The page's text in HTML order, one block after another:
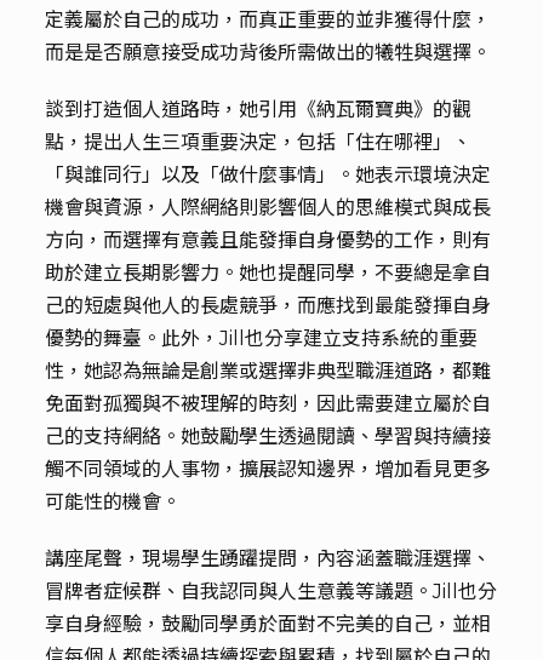
定義屬於自己的成功，而真正重要的並非獲得什麼，
而是是否願意接受成功背後所需做出的犧牲與選擇。
談到打造個人道路時，她引用《納瓦爾寶典》的觀
點，提出人生三項重要決定，包括「住在哪裡」、
「與誰同行」以及「做什麼事情」。她表示環境決定
機會與資源，人際網絡則影響個人的思維模式與成長
方向，而選擇有意義且能發揮自身優勢的工作，則有
助於建立長期影響力。她也提醒同學，不要總是拿自
己的短處與他人的長處競爭，而應找到最能發揮自身
優勢的舞臺。此外，Jill也分享建立支持系統的重要
性，她認為無論是創業或選擇非典型職涯道路，都難
免面對孤獨與不被理解的時刻，因此需要建立屬於自
己的支持網絡。她鼓勵學生透過閱讀、學習與持續接
觸不同領域的人事物，擴展認知邊界，增加看見更多
可能性的機會。
講座尾聲，現場學生踴躍提問，內容涵蓋職涯選擇、
冒牌者症候群、自我認同與人生意義等議題。Jill也分
享自身經驗，鼓勵同學勇於面對不完美的自己，並相